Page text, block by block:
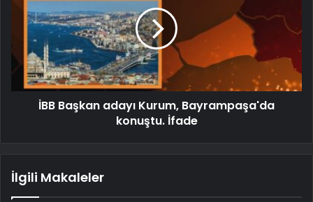
İBB Başkan adayı Kurum, Bayrampaşa'da
konuştu. İfade
İlgili Makaleler